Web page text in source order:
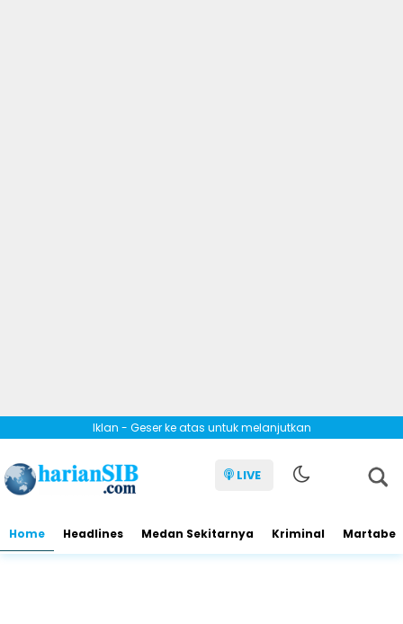
Iklan - Geser ke atas untuk melanjutkan
LIVE
Home Headlines Medan Sekitarnya Kriminal Martabe